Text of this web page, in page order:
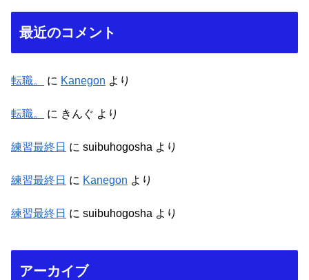
最近のコメント
転職。 に Kanegon より
転職。 に きんぐ より
練習最終日 に suibuhogosha より
練習最終日 に Kanegon より
練習最終日 に suibuhogosha より
アーカイブ